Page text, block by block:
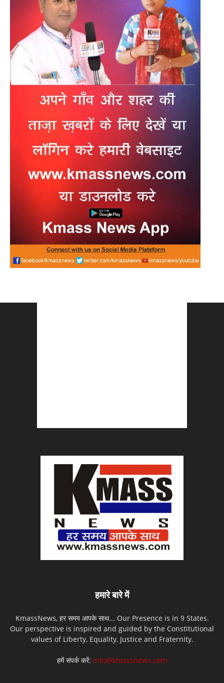
हमारे बारे में
KmassNews, हर समय आपके साथ... Our Presence is in 9 States.
Our perspective is inspired and guided by the Constitutional
values of Liberty, Equality, Justice and Fraternity.
हमें संपर्क करें: info@kmassnews.com